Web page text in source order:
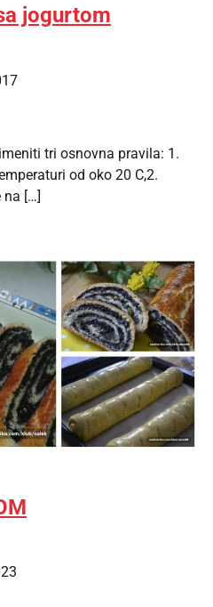
jogurtom
tri osnovna pravila: 1.
od oko 20 C,2.
na […]